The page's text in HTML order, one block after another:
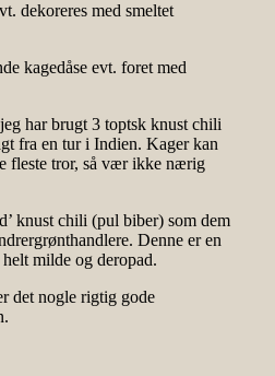
dekoreres med smeltet
kagedåse evt. foret med
har brugt 3 toptsk knust chili
fra en tur i Indien. Kager kan
fleste tror, så vær ikke nærig
knust chili (pul biber) som dem
Denne er en
milde og deropad.
det nogle rigtig gode